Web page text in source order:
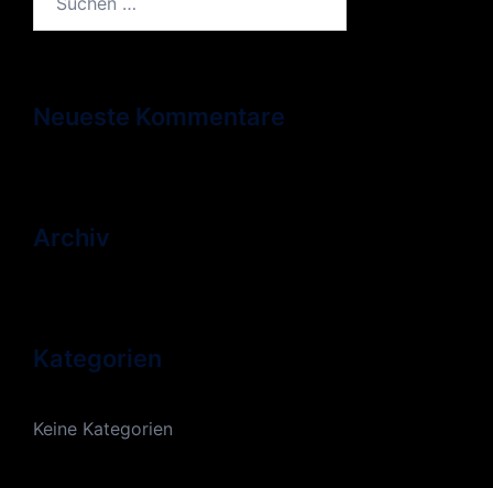
nach:
Neueste Kommentare
Archiv
Kategorien
Keine Kategorien